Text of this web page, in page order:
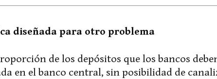
diseñada para otro problema
de los depósitos que los bancos
en el banco central, sin posibilidad de